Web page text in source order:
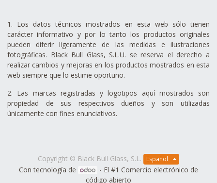
1. Los datos técnicos mostrados en esta web sólo tienen
carácter informativo y por lo tanto los productos originales
pueden diferir ligeramente de las medidas e ilustraciones
fotográficas. Black Bull Glass, S.L.U. se reserva el derecho a
realizar cambios y mejoras en los productos mostrados en esta
web siempre que lo estime oportuno.
2. Las marcas registradas y logotipos aquí mostrados son
propiedad de sus respectivos dueños y son utilizadas
únicamente con fines enunciativos.
Copyright © Black Bull Glass, S.L. Español
Con tecnología de - El #1Comercio electrónico de
código abierto